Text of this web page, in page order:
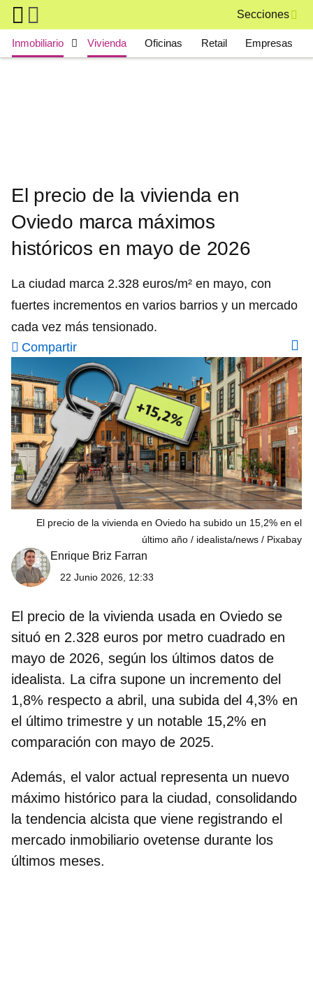
Skip to main content
Secciones
Main navigation
Inmobiliario Vivienda Oficinas Retail Empresas
El precio de la vivienda en
Oviedo marca máximos
históricos en mayo de 2026
La ciudad marca 2.328 euros/m² en mayo, con
fuertes incrementos en varios barrios y un mercado
cada vez más tensionado.
Compartir
El precio de la vivienda en Oviedo ha subido un 15,2% en el
último año
idealista/news / Pixabay
Enrique Briz Farran
22 Junio 2026, 12:33
El precio de la vivienda usada en Oviedo se
situó en 2.328 euros por metro cuadrado en
mayo de 2026, según los últimos datos de
idealista. La cifra supone un incremento del
1,8% respecto a abril, una subida del 4,3% en
el último trimestre y un notable 15,2% en
comparación con mayo de 2025.
Además, el valor actual representa un nuevo
máximo histórico para la ciudad, consolidando
la tendencia alcista que viene registrando el
mercado inmobiliario ovetense durante los
últimos meses.